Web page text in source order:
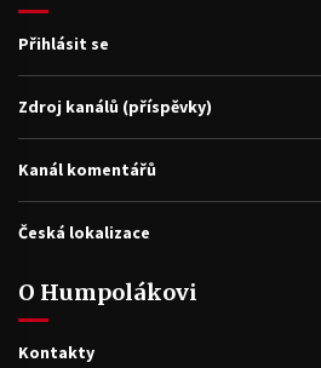
Přihlásit se
Zdroj kanálů (příspěvky)
Kanál komentářů
Česká lokalizace
O Humpolákovi
Kontakty